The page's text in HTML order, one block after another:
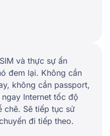
và thực sự ấn
đem lại. Không cần
không cần passport,
Internet tốc độ
chê. Sẽ tiếp tục sử
đi tiếp theo.